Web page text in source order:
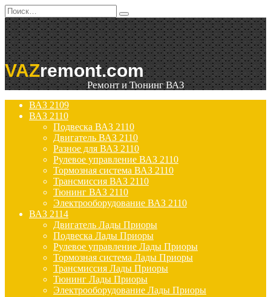
Перейти
к
содержанию
Search
for:
VAZremont.com
Ремонт и Тюнинг ВАЗ
ВАЗ 2109
ВАЗ 2110
Подвеска ВАЗ 2110
Двигатель ВАЗ 2110
Разное для ВАЗ 2110
Рулевое управление ВАЗ 2110
Тормозная система ВАЗ 2110
Трансмиссия ВАЗ 2110
Тюнинг ВАЗ 2110
Электрооборудование ВАЗ 2110
ВАЗ 2114
Двигатель Лады Приоры
Подвеска Лады Приоры
Рулевое управление Лады Приоры
Тормозная система Лады Приоры
Трансмиссия Лады Приоры
Тюнинг Лады Приоры
Электрооборудование Лады Приоры